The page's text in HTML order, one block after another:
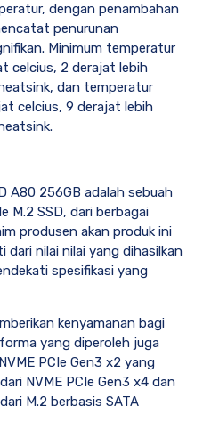
dengan penambahan
penurunan
Minimum temperatur
celcius, 2 derajat lebih
dan temperatur
celcius, 9 derajat lebih
A80 256GB adalah sebuah
M.2 SSD, dari berbagai
produsen akan produk ini
dari nilai nilai yang dihasilkan
spesifikasi yang
kenyamanan bagi
yang diperoleh juga
PCIe Gen3 x2 yang
NVME PCIe Gen3 x4 dan
M.2 berbasis SATA